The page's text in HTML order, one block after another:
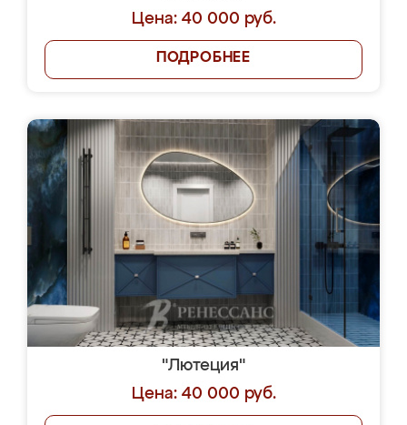
Цена: 40 000 руб.
ПОДРОБНЕЕ
"Лютеция"
Цена: 40 000 руб.